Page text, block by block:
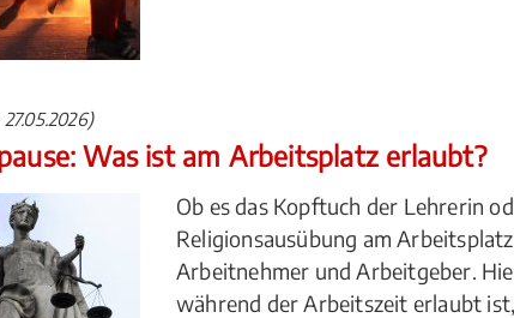
Was ist am Arbeitsplatz erlaubt?
Ob es das Kopftuch der Lehrerin
Religionsausübung am
Arbeitnehmer und Arbeitgeber.
während der Arbeitszeit erlaubt